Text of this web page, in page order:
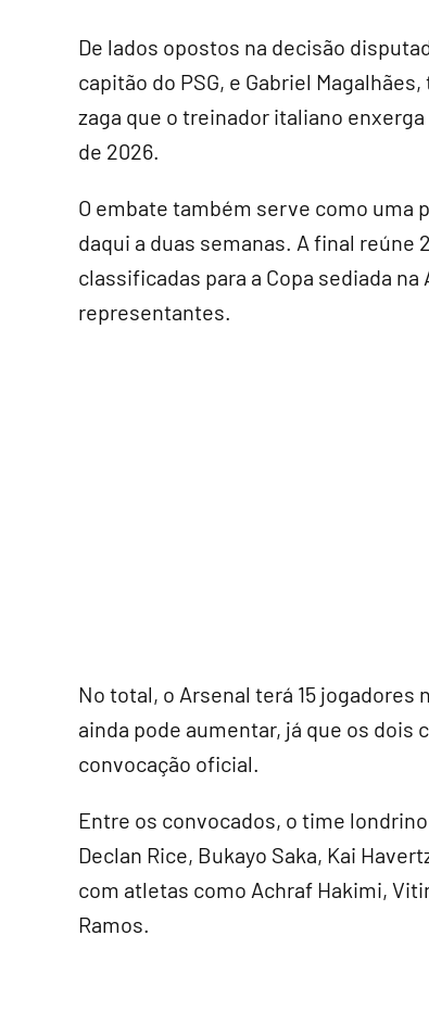
De lados opostos na decisão
capitão do PSG, e Gabriel
zaga que o treinador italiano
de 2026.
O embate também serve como uma
daqui a duas semanas. A final
classificadas para a Copa sediada
representantes.
No total, o Arsenal terá 15 jogadores
ainda pode aumentar, já que os dois
convocação oficial.
Entre os convocados, o time
Declan Rice, Bukayo Saka, Kai
com atletas como Achraf Hakimi,
Ramos.